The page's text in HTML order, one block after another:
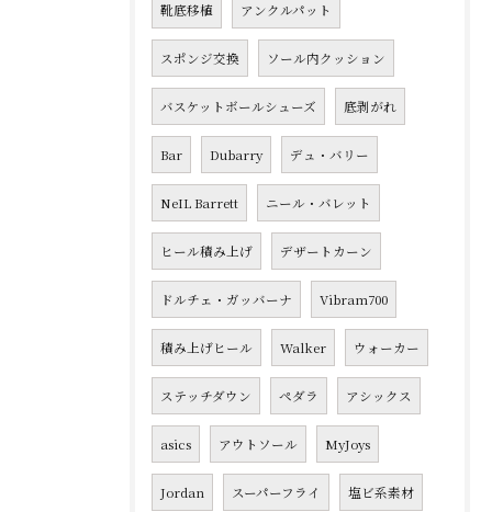
靴底移植 アンクルパット
スポンジ交換 ソール内クッション
バスケットボールシューズ 底剥がれ
Bar Dubarry デュ・バリー
NeIL Barrett ニール・バレット
ヒール積み上げ デザートカーン
ドルチェ・ガッバーナ Vibram700
積み上げヒール Walker ウォーカー
ステッチダウン ペダラ アシックス
asics アウトソール MyJoys
Jordan スーパーフライ 塩ビ系素材